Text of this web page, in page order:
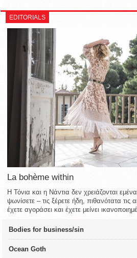
EDITORIALS
La bohème within
Η Τόνια και η Νάντια δεν χρειάζονται
ψωνίσετε – τις ξέρετε ήδη, πιθανότατα τις
έχετε αγοράσει και έχετε μείνει
Bodies for business/sin
Ocean Goth